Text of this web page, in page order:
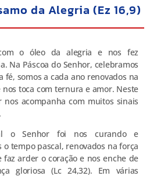
da Alegria (Ez 16,9)
o óleo da alegria e nos fez
Na Páscoa do Senhor, celebramos
somos a cada ano renovados na
toca com ternura e amor. Neste
nos acompanha com muitos sinais
o Senhor foi nos curando e
tempo pascal, renovados na força
faz arder o coração e nos enche de
gloriosa (Lc 24,32). Em várias